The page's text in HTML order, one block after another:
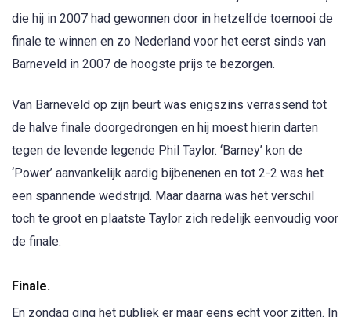
die hij in 2007 had gewonnen door in hetzelfde toernooi de
finale te winnen en zo Nederland voor het eerst sinds van
Barneveld in 2007 de hoogste prijs te bezorgen.
Van Barneveld op zijn beurt was enigszins verrassend tot
de halve finale doorgedrongen en hij moest hierin darten
tegen de levende legende Phil Taylor. ‘Barney’ kon de
‘Power’ aanvankelijk aardig bijbenenen en tot 2-2 was het
een spannende wedstrijd. Maar daarna was het verschil
toch te groot en plaatste Taylor zich redelijk eenvoudig voor
de finale.
Finale.
En zondag ging het publiek er maar eens echt voor zitten. In